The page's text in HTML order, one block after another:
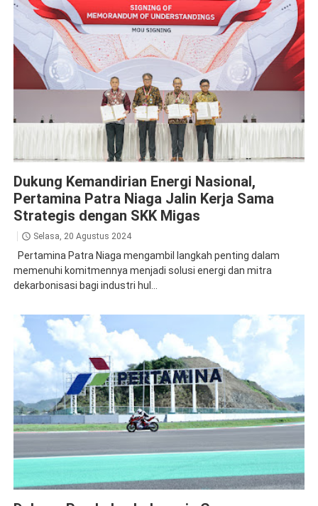
Dukung Kemandirian Energi Nasional,
Pertamina Patra Niaga Jalin Kerja Sama
Strategis dengan SKK Migas
Selasa, 20 Agustus 2024
Pertamina Patra Niaga mengambil langkah penting dalam
memenuhi komitmennya menjadi solusi energi dan mitra
dekarbonisasi bagi industri hul...